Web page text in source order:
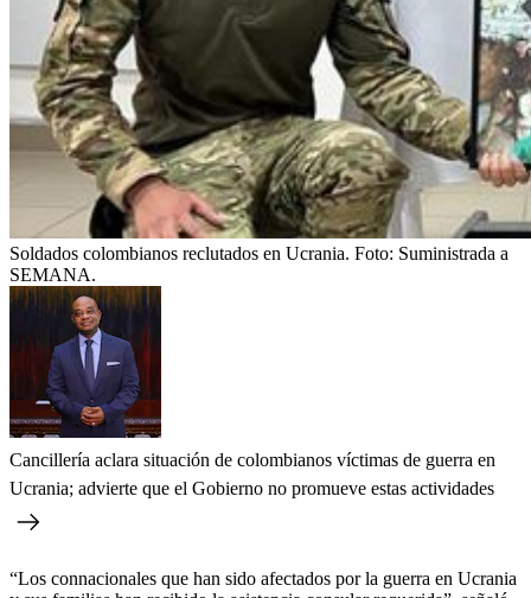
Soldados colombianos reclutados en Ucrania. Foto: Suministrada a
SEMANA.
Cancillería aclara situación de colombianos víctimas de guerra en
Ucrania; advierte que el Gobierno no promueve estas actividades
“Los connacionales que han sido afectados por la guerra en Ucrania